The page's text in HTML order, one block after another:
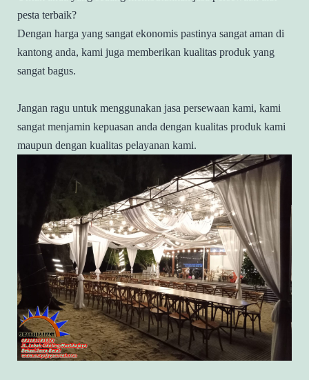
pesta terbaik?
Dengan harga yang sangat ekonomis pastinya sangat aman di
kantong anda, kami juga memberikan kualitas produk yang
sangat bagus.
Jangan ragu untuk menggunakan jasa persewaan kami, kami
sangat menjamin kepuasan anda dengan kualitas produk kami
maupun dengan kualitas pelayanan kami.